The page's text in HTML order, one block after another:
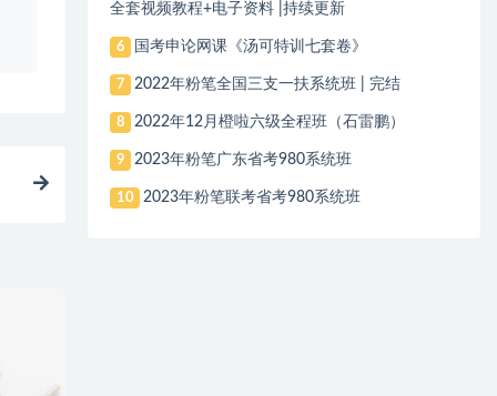
全套视频教程+电子资料 |持续更新
6 国考申论网课《汤可特训七套卷》
7 2022年粉笔全国三支一扶系统班 | 完结
8 2022年12月橙啦六级全程班（石雷鹏）
9 2023年粉笔广东省考980系统班
10 2023年粉笔联考省考980系统班